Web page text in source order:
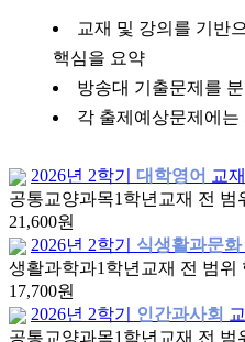
교재 및 강의를 기반
핵심을 요약
방송대 기출문제를
각 출제예상문제에
2026년 2학기 대학영어 교
공통교양과목1학년 교재 전 범
21,600원
2026년 2학기
식생활과문화
생활과학과1학년 교재 전 범위
17,700원
2026년 2학기
인간과사회
공통교양과목1학년 교재 전 범